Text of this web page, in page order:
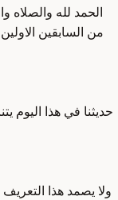
الحمد لله والصلاه
من السابقين
حديثنا في هذا اليوم
ولا يصمد هذا